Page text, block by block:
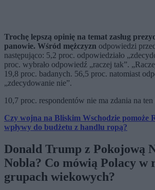
Trochę lepszą opinię na temat zasług
panowie. Wśród mężczyzn odpowiedzi
następująco: 5,2 proc. odpowiedziało
proc. wybrało odpowiedź „raczej tak”.
19,8 proc. badanych. 56,5 proc. natomiast
„zdecydowanie nie”.
10,7 proc. respondentów nie ma zdania na ten
Czy wojna na Bliskim Wschodzie pomoże
wpływy do budżetu z handlu ropą?
Donald Trump z Pokojową
Nobla? Co mówią Polacy w
grupach wiekowych?